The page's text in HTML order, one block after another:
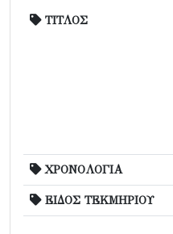
ΤΙΤΛΟΣ
ΧΡΟΝΟΛΟΓΙΑ
ΕΙΔΟΣ ΤΕΚΜΗΡΙΟΥ